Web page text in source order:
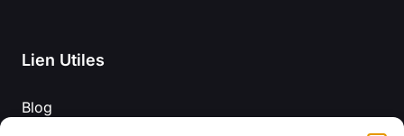
Lien Utiles
Blog